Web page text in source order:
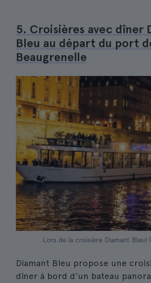
5. Croisières avec dîner
Bleu au départ du port
Beaugrenelle
Lors de la croisière Diamant Bleu|
Diamant Bleu propose une
dîner à bord d'un bateau